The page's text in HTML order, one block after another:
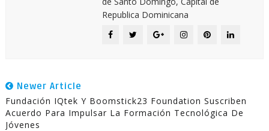
Republica Dominicana
Newer Article
Fundación IQtek Y Boomstick23 Foundation Suscriben
Acuerdo Para Impulsar La Formación Tecnológica De
Jóvenes